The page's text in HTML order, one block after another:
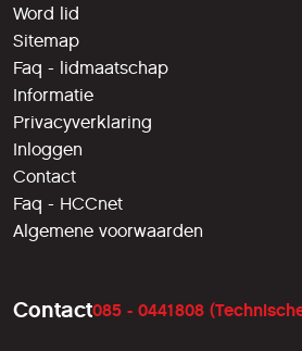
Word lid
Sitemap
Faq - lidmaatschap
Informatie
Privacyverklaring
Inloggen
Contact
Faq - HCCnet
Algemene voorwaarden
Contact085 - 0441808